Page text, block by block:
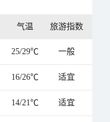
气温 旅游指数
25/29℃ 一般
16/26℃ 适宜
14/21℃ 适宜